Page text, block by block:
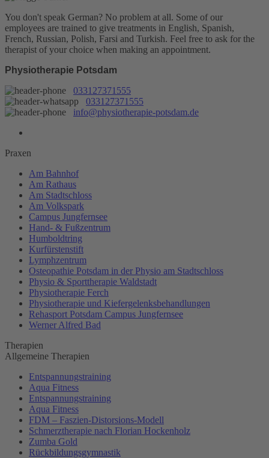
You don't speak German? No problem at all. Some of our
employees are trained to give treatments in English, Spanish,
French, Russian, Polish, Farsi and Turkish. Feel free to ask for the
therapist of your choice when making an appointment.
Physiotherapie Potsdam
033127371555
033127371555
info@physiotherapie-potsdam.de
Praxen
Am Bahnhof
Am Rathaus
Am Stadtschloss
Am Volkspark
Campus Jungfernsee
Hand- & Fußzentrum
Humboldtring
Kurfürstenstift
Lymphzentrum
Osteopathie Potsdam in der Physio am Stadtschloss
Physio & Sporttherapie Waldstadt
Physiotherapie Ferch
Physiotherapie und Kiefergelenksbehandlungen
Rehasport Potsdam Campus Jungfernsee
Werner Alfred Bad
Therapien
Allgemeine Therapien
Entspannungstraining
Aqua Fitness
Entspannungstraining
Aqua Fitness
FDM – Faszien-Distorsions-Modell
Schmerztherapie nach Florian Hockenholz
Zumba Gold
Rückbildungsgymnastik